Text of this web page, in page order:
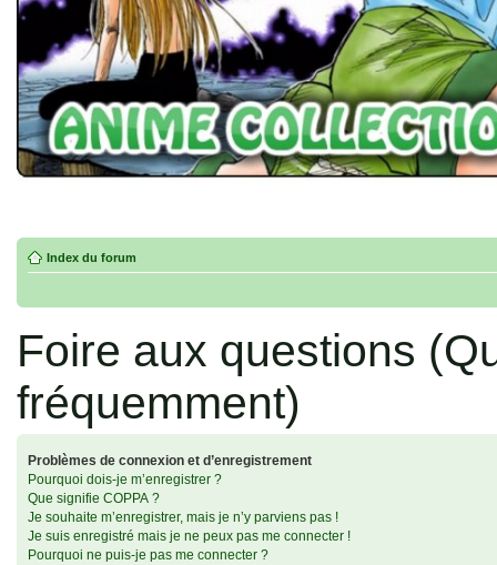
Index du forum
Foire aux questions
fréquemment)
Problèmes de connexion et d’enregistrement
Pourquoi dois-je m’enregistrer ?
Que signifie COPPA ?
Je souhaite m’enregistrer, mais je n’y parviens pas !
Je suis enregistré mais je ne peux pas me connecter !
Pourquoi ne puis-je pas me connecter ?